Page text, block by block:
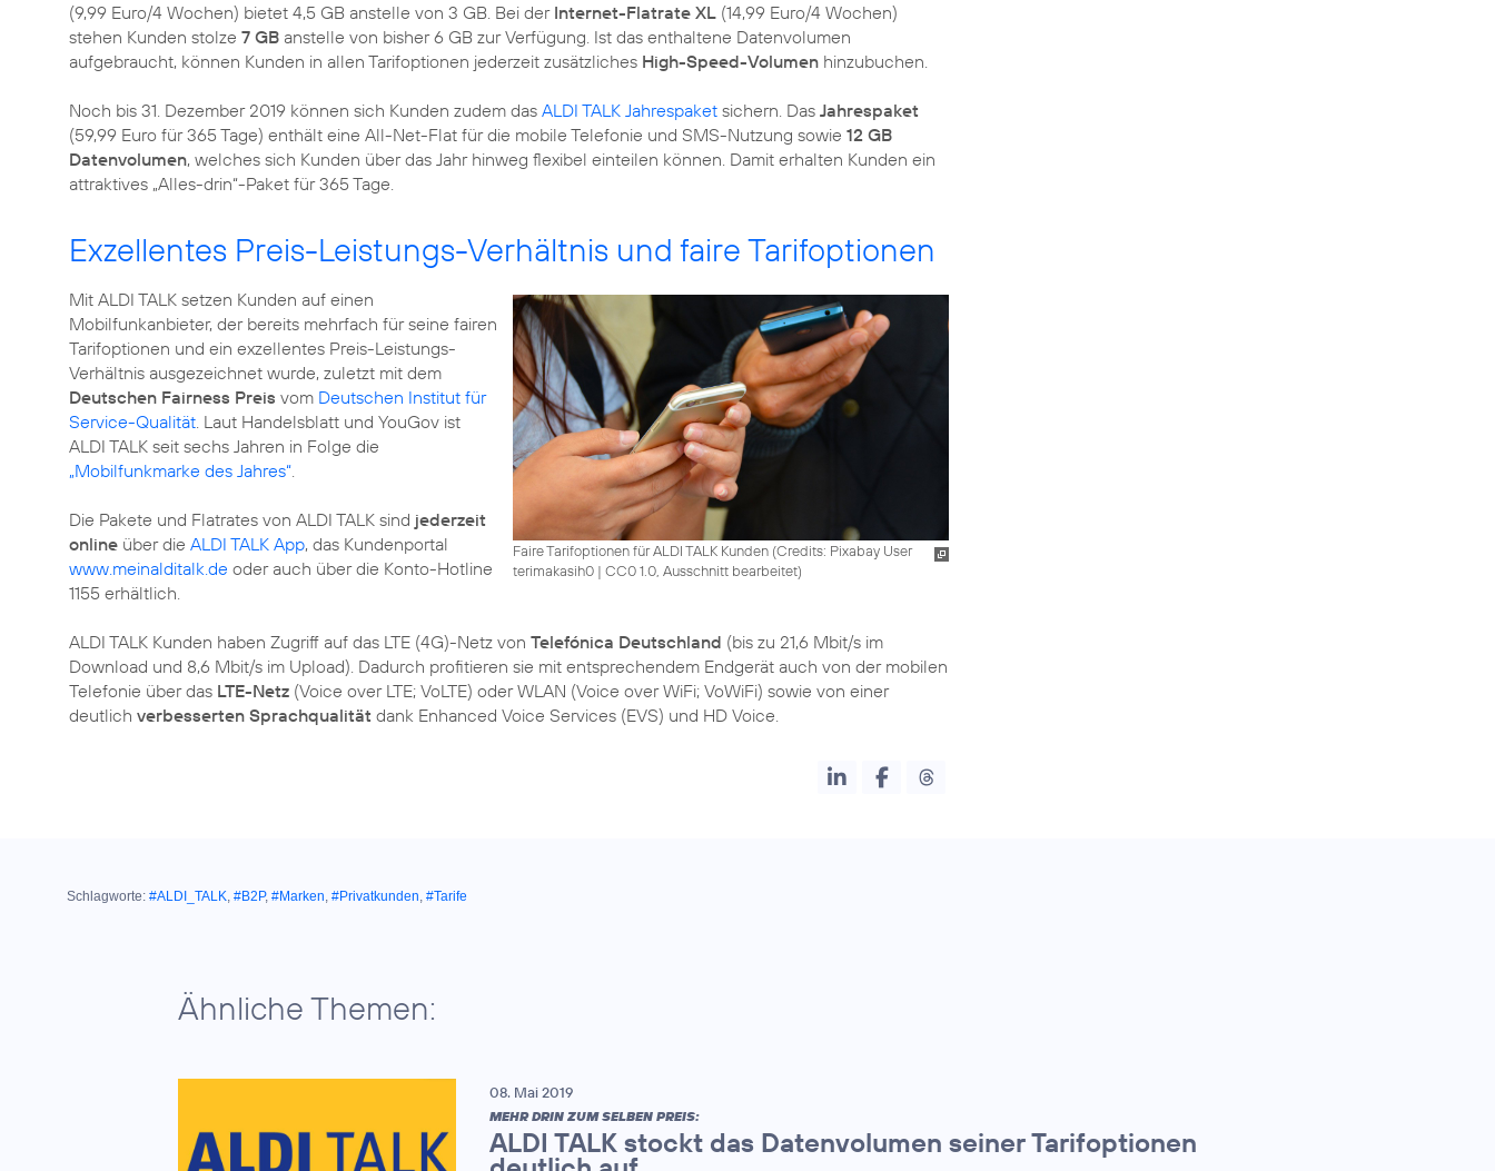
(9,99 Euro/4 Wochen) bietet 4,5 GB anstelle von 3 GB. Bei der Internet-Flatrate XL (14,99 Euro/4 Wochen)
stehen Kunden stolze 7 GB anstelle von bisher 6 GB zur Verfügung. Ist das enthaltene Datenvolumen
aufgebraucht, können Kunden in allen Tarifoptionen jederzeit zusätzliches High-Speed-Volumen hinzubuchen.
Noch bis 31. Dezember 2019 können sich Kunden zudem das ALDI TALK Jahrespaket sichern. Das Jahrespaket
(59,99 Euro für 365 Tage) enthält eine All-Net-Flat für die mobile Telefonie und SMS-Nutzung sowie 12 GB
Datenvolumen, welches sich Kunden über das Jahr hinweg flexibel einteilen können. Damit erhalten Kunden ein
attraktives „Alles-drin“-Paket für 365 Tage.
Exzellentes Preis-Leistungs-Verhältnis und faire Tarifoptionen
Faire Tarifoptionen für ALDI TALK Kunden (Credits: Pixabay User
terimakasih0| CC0 1.0, Ausschnitt bearbeitet)
Mit ALDI TALK setzen Kunden auf einen
Mobilfunkanbieter, der bereits mehrfach für seine fairen
Tarifoptionen und ein exzellentes Preis-Leistungs-
Verhältnis ausgezeichnet wurde, zuletzt mit dem
Deutschen Fairness Preis vom Deutschen Institut für
Service-Qualität. Laut Handelsblatt und YouGov ist
ALDI TALK seit sechs Jahren in Folge die
„Mobilfunkmarke des Jahres“.
Die Pakete und Flatrates von ALDI TALK sind jederzeit
online über die ALDI TALK App, das Kundenportal
www.meinalditalk.de oder auch über die Konto-Hotline
1155 erhältlich.
ALDI TALK Kunden haben Zugriff auf das LTE (4G)-Netz von Telefónica Deutschland (bis zu 21,6 Mbit/s im
Download und 8,6 Mbit/s im Upload). Dadurch profitieren sie mit entsprechendem Endgerät auch von der mobilen
Telefonie über das LTE-Netz (Voice over LTE; VoLTE) oder WLAN (Voice over WiFi; VoWiFi) sowie von einer
deutlich verbesserten Sprachqualität dank Enhanced Voice Services (EVS) und HD Voice.
Schlagworte: #ALDI_TALK, #B2P, #Marken, #Privatkunden, #Tarife
Ähnliche Themen:
08. Mai 2019
MEHR DRIN ZUM SELBEN PREIS:
ALDI TALK stockt das Datenvolumen seiner Tarifoptionen